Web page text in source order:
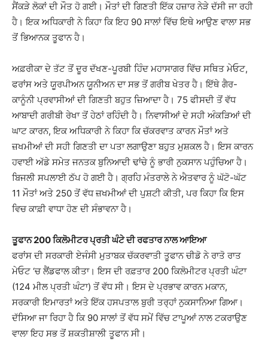
ਸੈਂਕੜੇ ਲੋਕਾਂ ਦੀ ਮੌਤ ਹੋ ਗਈ। ਮੌਤਾਂ ਦੀ ਗਿਣਤੀ ਇੱਕ ਹਜ਼ਾਰ ਨੇੜੇ ਦੱਸੀ ਜਾ ਰਹੀ
ਹੈ। ਇਕ ਅਧਿਕਾਰੀ ਨੇ ਕਿਹਾ ਕਿ ਇਹ 90 ਸਾਲਾਂ ਵਿੱਚ ਇਥੇ ਆਉਣ ਵਾਲਾ ਸਭ
ਤੋਂ ਭਿਆਨਕ ਤੂਫਾਨ ਹੈ।
ਅਫ਼ਰੀਕਾ ਦੇ ਤੱਟ ਤੋਂ ਦੂਰ ਦੱਖਣ-ਪੂਰਬੀ ਹਿੰਦ ਮਹਾਸਾਗਰ ਵਿੱਚ ਸਥਿਤ ਮੇਓਟ,
ਫਰਾਂਸ ਅਤੇ ਯੂਰਪੀਅਨ ਯੂਨੀਅਨ ਦਾ ਸਭ ਤੋਂ ਗਰੀਬ ਖੇਤਰ ਹੈ। ਇੱਥੇ ਗੈਰ-
ਕਾਨੂੰਨੀ ਪ੍ਰਵਾਸੀਆਂ ਦੀ ਗਿਣਤੀ ਬਹੁਤ ਜ਼ਿਆਦਾ ਹੈ। 75 ਫੀਸਦੀ ਤੋਂ ਵੱਧ
ਆਬਾਦੀ ਗਰੀਬੀ ਰੇਖਾ ਤੋਂ ਹੇਠਾਂ ਰਹਿੰਦੀ ਹੈ। ਨਿਵਾਸੀਆਂ ਦੇ ਸਹੀ ਅੰਕੜਿਆਂ ਦੀ
ਘਾਟ ਕਾਰਨ, ਇਕ ਅਧਿਕਾਰੀ ਨੇ ਕਿਹਾ ਕਿ ਚੱਕਰਵਾਤ ਕਾਰਨ ਮੌਤਾਂ ਅਤੇ
ਜ਼ਖਮੀਆਂ ਦੀ ਸਹੀ ਗਿਣਤੀ ਦਾ ਪਤਾ ਲਗਾਉਣਾ ਬਹੁਤ ਮੁਸ਼ਕਲ ਹੈ। ਇਸ ਕਾਰਨ
ਹਵਾਈ ਅੱਡੇ ਸਮੇਤ ਜਨਤਕ ਬੁਨਿਆਦੀ ਢਾਂਚੇ ਨੂੰ ਭਾਰੀ ਨੁਕਸਾਨ ਪਹੁੰਚਿਆ ਹੈ।
ਬਿਜਲੀ ਸਪਲਾਈ ਠੱਪ ਹੋ ਗਈ ਹੈ। ਗ੍ਰਹਿ ਮੰਤਰਾਲੇ ਨੇ ਐਤਵਾਰ ਨੂੰ ਘੱਟੋ-ਘੱਟ
11 ਮੌਤਾਂ ਅਤੇ 250 ਤੋਂ ਵੱਧ ਜ਼ਖਮੀਆਂ ਦੀ ਪੁਸ਼ਟੀ ਕੀਤੀ, ਪਰ ਕਿਹਾ ਕਿ ਇਸ
ਵਿਚ ਕਾਫ਼ੀ ਵਾਧਾ ਹੋਣ ਦੀ ਸੰਭਾਵਨਾ ਹੈ।
ਤੂਫਾਨ 200 ਕਿਲੋਮੀਟਰ ਪ੍ਰਤੀ ਘੰਟੇ ਦੀ ਰਫਤਾਰ ਨਾਲ ਆਇਆ
ਫਰਾਂਸ ਦੀ ਸਰਕਾਰੀ ਏਜੰਸੀ ਮੁਤਾਬਕ ਚੱਕਰਵਾਤੀ ਤੂਫਾਨ ਚੀਡੋ ਨੇ ਰਾਤੋ ਰਾਤ
ਮੇਓਟ ‘ਚ ਲੈਂਡਫਾਲ ਕੀਤਾ। ਇਸ ਦੀ ਰਫ਼ਤਾਰ 200 ਕਿਲੋਮੀਟਰ ਪ੍ਰਤੀ ਘੰਟਾ
(124 ਮੀਲ ਪ੍ਰਤੀ ਘੰਟਾ) ਤੋਂ ਵੱਧ ਸੀ। ਇਸ ਦੇ ਪ੍ਰਭਾਵ ਕਾਰਨ ਮਕਾਨ,
ਸਰਕਾਰੀ ਇਮਾਰਤਾਂ ਅਤੇ ਇੱਕ ਹਸਪਤਾਲ ਬੁਰੀ ਤਰ੍ਹਾਂ ਨੁਕਸਾਨਿਆ ਗਿਆ।
ਦੱਸਿਆ ਜਾ ਰਿਹਾ ਹੈ ਕਿ 90 ਸਾਲਾਂ ਤੋਂ ਵੱਧ ਸਮੇਂ ਵਿੱਚ ਟਾਪੂਆਂ ਨਾਲ ਟਕਰਾਉਣ
ਵਾਲਾ ਇਹ ਸਭ ਤੋਂ ਸ਼ਕਤੀਸ਼ਾਲੀ ਤੂਫਾਨ ਸੀ।